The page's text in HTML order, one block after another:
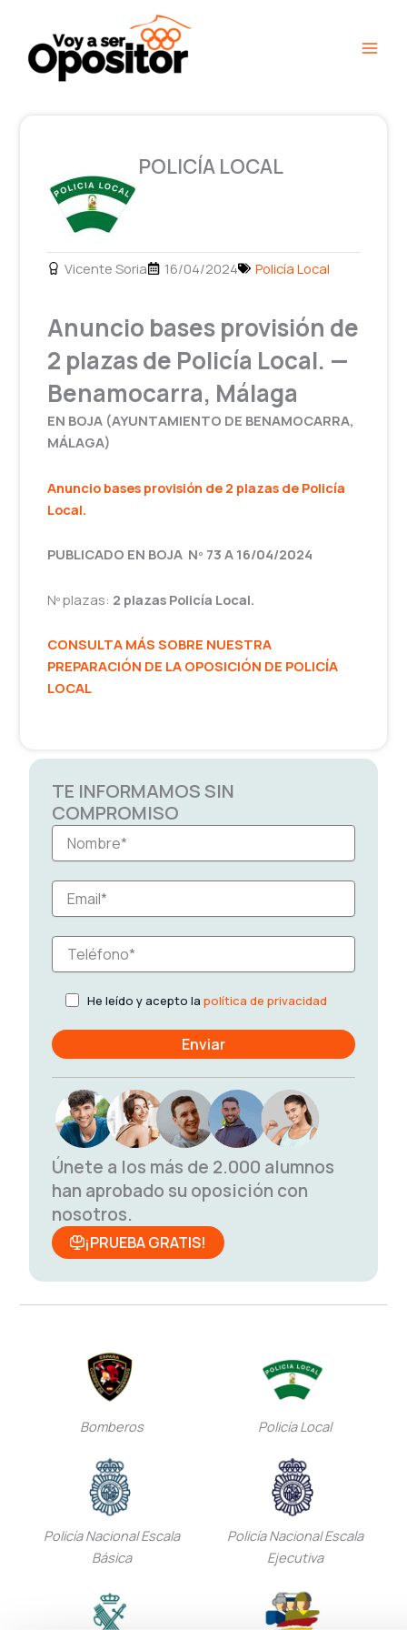
contenido
POLICÍA LOCAL
Vicente Soria 16/04/2024 Policía Local
Anuncio bases provisión de
2 plazas de Policía Local. —
Benamocarra, Málaga
EN BOJA (AYUNTAMIENTO DE BENAMOCARRA,
MÁLAGA)
Anuncio bases provisión de 2 plazas de Policía
Local.
PUBLICADO EN BOJA Nº 73 A 16/04/2024
Nº plazas: 2 plazas Policía Local.
CONSULTA MÁS SOBRE NUESTRA
PREPARACIÓN DE LA OPOSICIÓN DE POLICÍA
LOCAL
TE INFORMAMOS SIN
COMPROMISO
He leído y acepto la política de privacidad
Únete a los más de 2.000 alumnos
han aprobado su oposición con
nosotros.
¡PRUEBA GRATIS!
Bomberos Policía Local
Policía Nacional Escala
Básica
Policía Nacional Escala
Ejecutiva